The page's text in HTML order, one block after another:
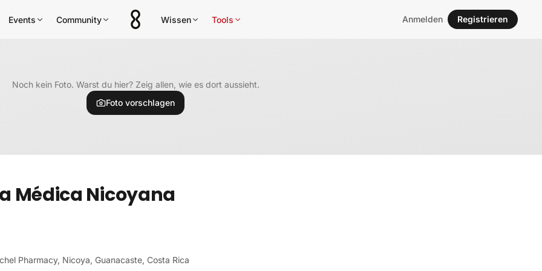
Events Community Wissen Tools Anmelden Registrieren
Noch kein Foto. Warst du hier? Zeig allen, wie es dort aussieht.
Foto vorschlagen
Médica Nicoyana
Pharmacy, Nicoya, Guanacaste, Costa Rica